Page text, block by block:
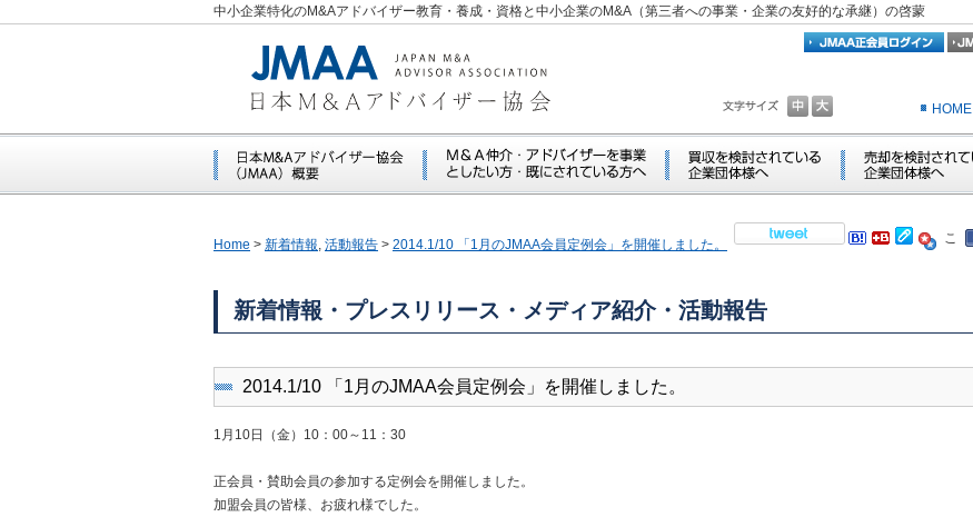
中小企業特化のM&Aアドバイザー教育・養成・資格と中小企業のM&A（第三者への事業・企業の友好的な承継）の啓蒙
HOME
Home > 新着情報, 活動報告 > 2014.1/10 「1月のJMAA会員定例会」を開催しました。
新着情報・プレスリリース・メディア紹介・活動報告
2014.1/10 「1月のJMAA会員定例会」を開催しました。
1月10日（金）10：00～11：30
正会員・賛助会員の参加する定例会を開催しました。
加盟会員の皆様、お疲れ様でした。